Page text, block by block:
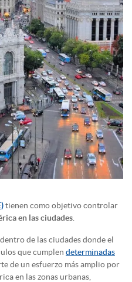
tienen como objetivo controlar
en las ciudades
de las ciudades donde el
que cumplen determinadas
de un esfuerzo más amplio por
en las zonas urbanas,